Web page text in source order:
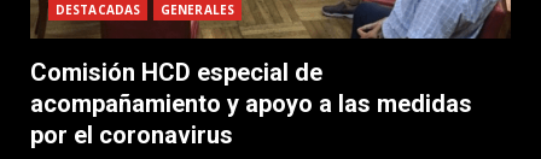
DESTACADAS GENERALES
Comisión HCD especial de
acompañamiento y apoyo a las medidas
por el coronavirus